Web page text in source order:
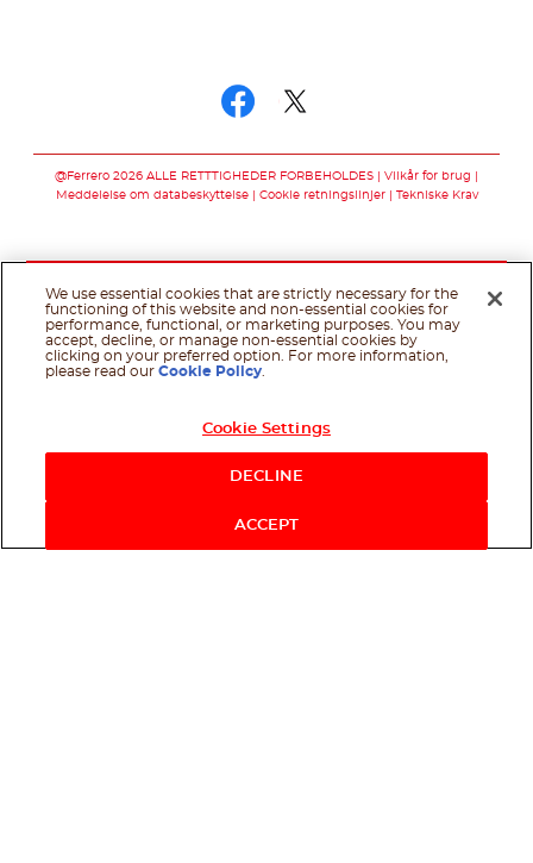
@Ferrero 2026 ALLE RETTTIGHEDER FORBEHOLDES
Vilkår for brug
Meddelelse om databeskyttelse
Cookie retningslinjer Tekniske Krav
We use essential cookies that are strictly necessary for the
functioning of this website and non-essential cookies for
performance, functional, or marketing purposes. You may
accept, decline, or manage non-essential cookies by
clicking on your preferred option. For more information,
please read ourCookie Policy
Cookie Settings
DECLINE
ACCEPT